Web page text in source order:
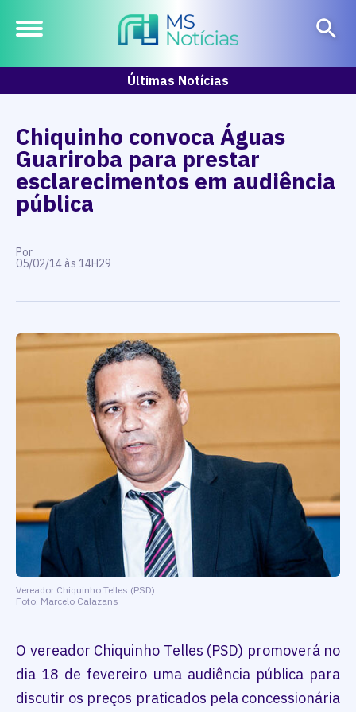
Últimas Notícias
Chiquinho convoca Águas
Guariroba para prestar
esclarecimentos em audiência
pública
Por
05/02/14 às 14H29
Vereador Chiquinho Telles (PSD)
Foto: Marcelo Calazans
O vereador Chiquinho Telles (PSD) promoverá no
dia 18 de fevereiro uma audiência pública para
discutir os preços praticados pela concessionária